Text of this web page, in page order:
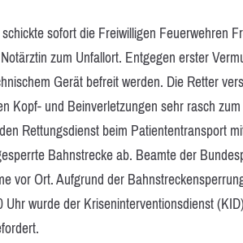
sofort die Freiwilligen Feuerwehren
zum Unfallort. Entgegen erster
Gerät befreit werden. Die Retter
Kopf- und Beinverletzungen sehr rasch
Rettungsdienst beim Patiententransport
Bahnstrecke ab. Beamte der
vor Ort. Aufgrund der
wurde der Kriseninterventionsdienst